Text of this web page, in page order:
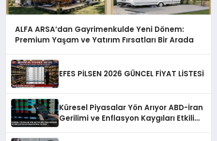
ALFA ARSA’dan Gayrimenkulde Yeni Dönem:
Premium Yaşam ve Yatırım Fırsatları Bir Arada
EFES PİLSEN 2026 GÜNCEL FİYAT LİSTESİ
Küresel Piyasalar Yön Arıyor ABD-İran
Gerilimi ve Enflasyon Kaygıları Etkili